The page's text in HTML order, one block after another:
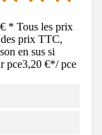
* Tous les prix
prix TTC,
en sus si
pce3,20 €*/ pce